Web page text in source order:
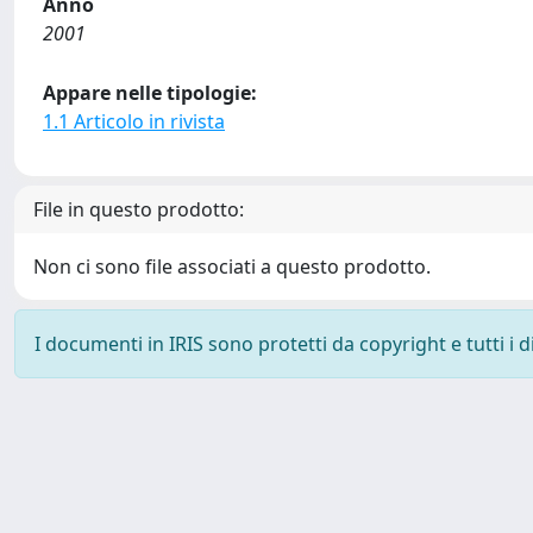
2001
Appare nelle tipologie:
1.1 Articolo in rivista
File in questo prodotto:
Non ci sono file associati a questo prodotto.
I documenti in IRIS sono protetti da copyright e tutti i